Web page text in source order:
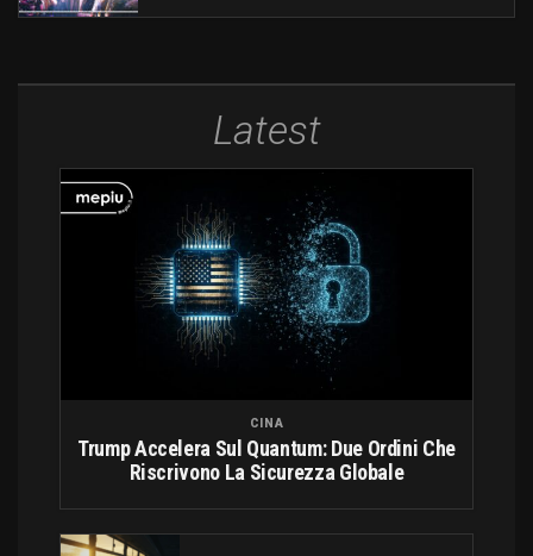
Latest
CINA
Trump Accelera Sul Quantum: Due Ordini Che
Riscrivono La Sicurezza Globale